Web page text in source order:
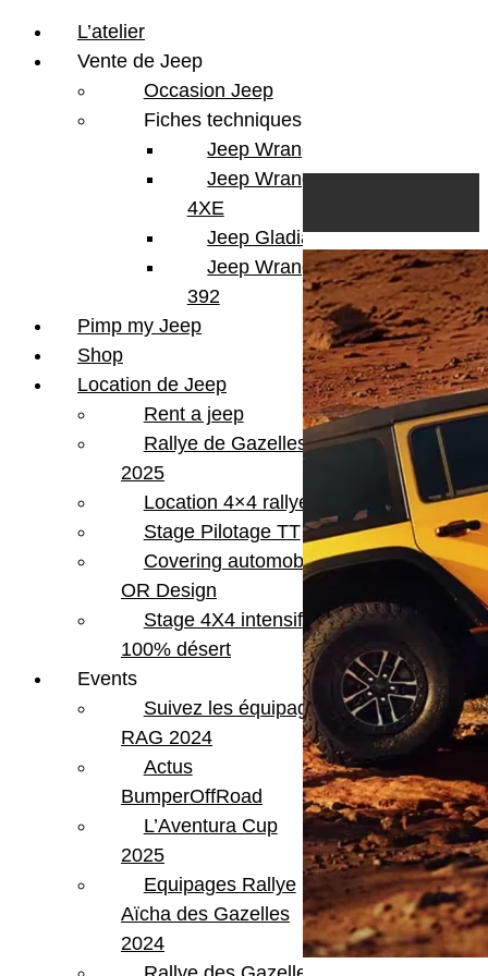
L’atelier
Vente de Jeep
Occasion Jeep
Fiches techniques
Jeep Wrangler JL
Jeep Wrangler
4XE
Jeep Gladiator
Jeep Wrangler V8
392
Pimp my Jeep
Shop
Location de Jeep
Rent a jeep
Rallye de Gazelles
2025
Location 4×4 rallye
Stage Pilotage TT
Covering automobile –
OR Design
Stage 4X4 intensif
100% désert
Events
Suivez les équipages
RAG 2024
Actus
BumperOffRoad
L’Aventura Cup
2025
Equipages Rallye
Aïcha des Gazelles
2024